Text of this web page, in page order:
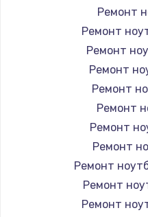
Ремонт
Ремонт
Ремонт
Ремонт
Ремонт
Ремонт
Ремонт
Ремонт
Ремонт
Ремонт
Ремонт